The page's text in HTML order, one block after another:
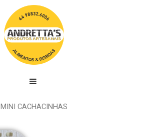
MINI CACHACINHAS